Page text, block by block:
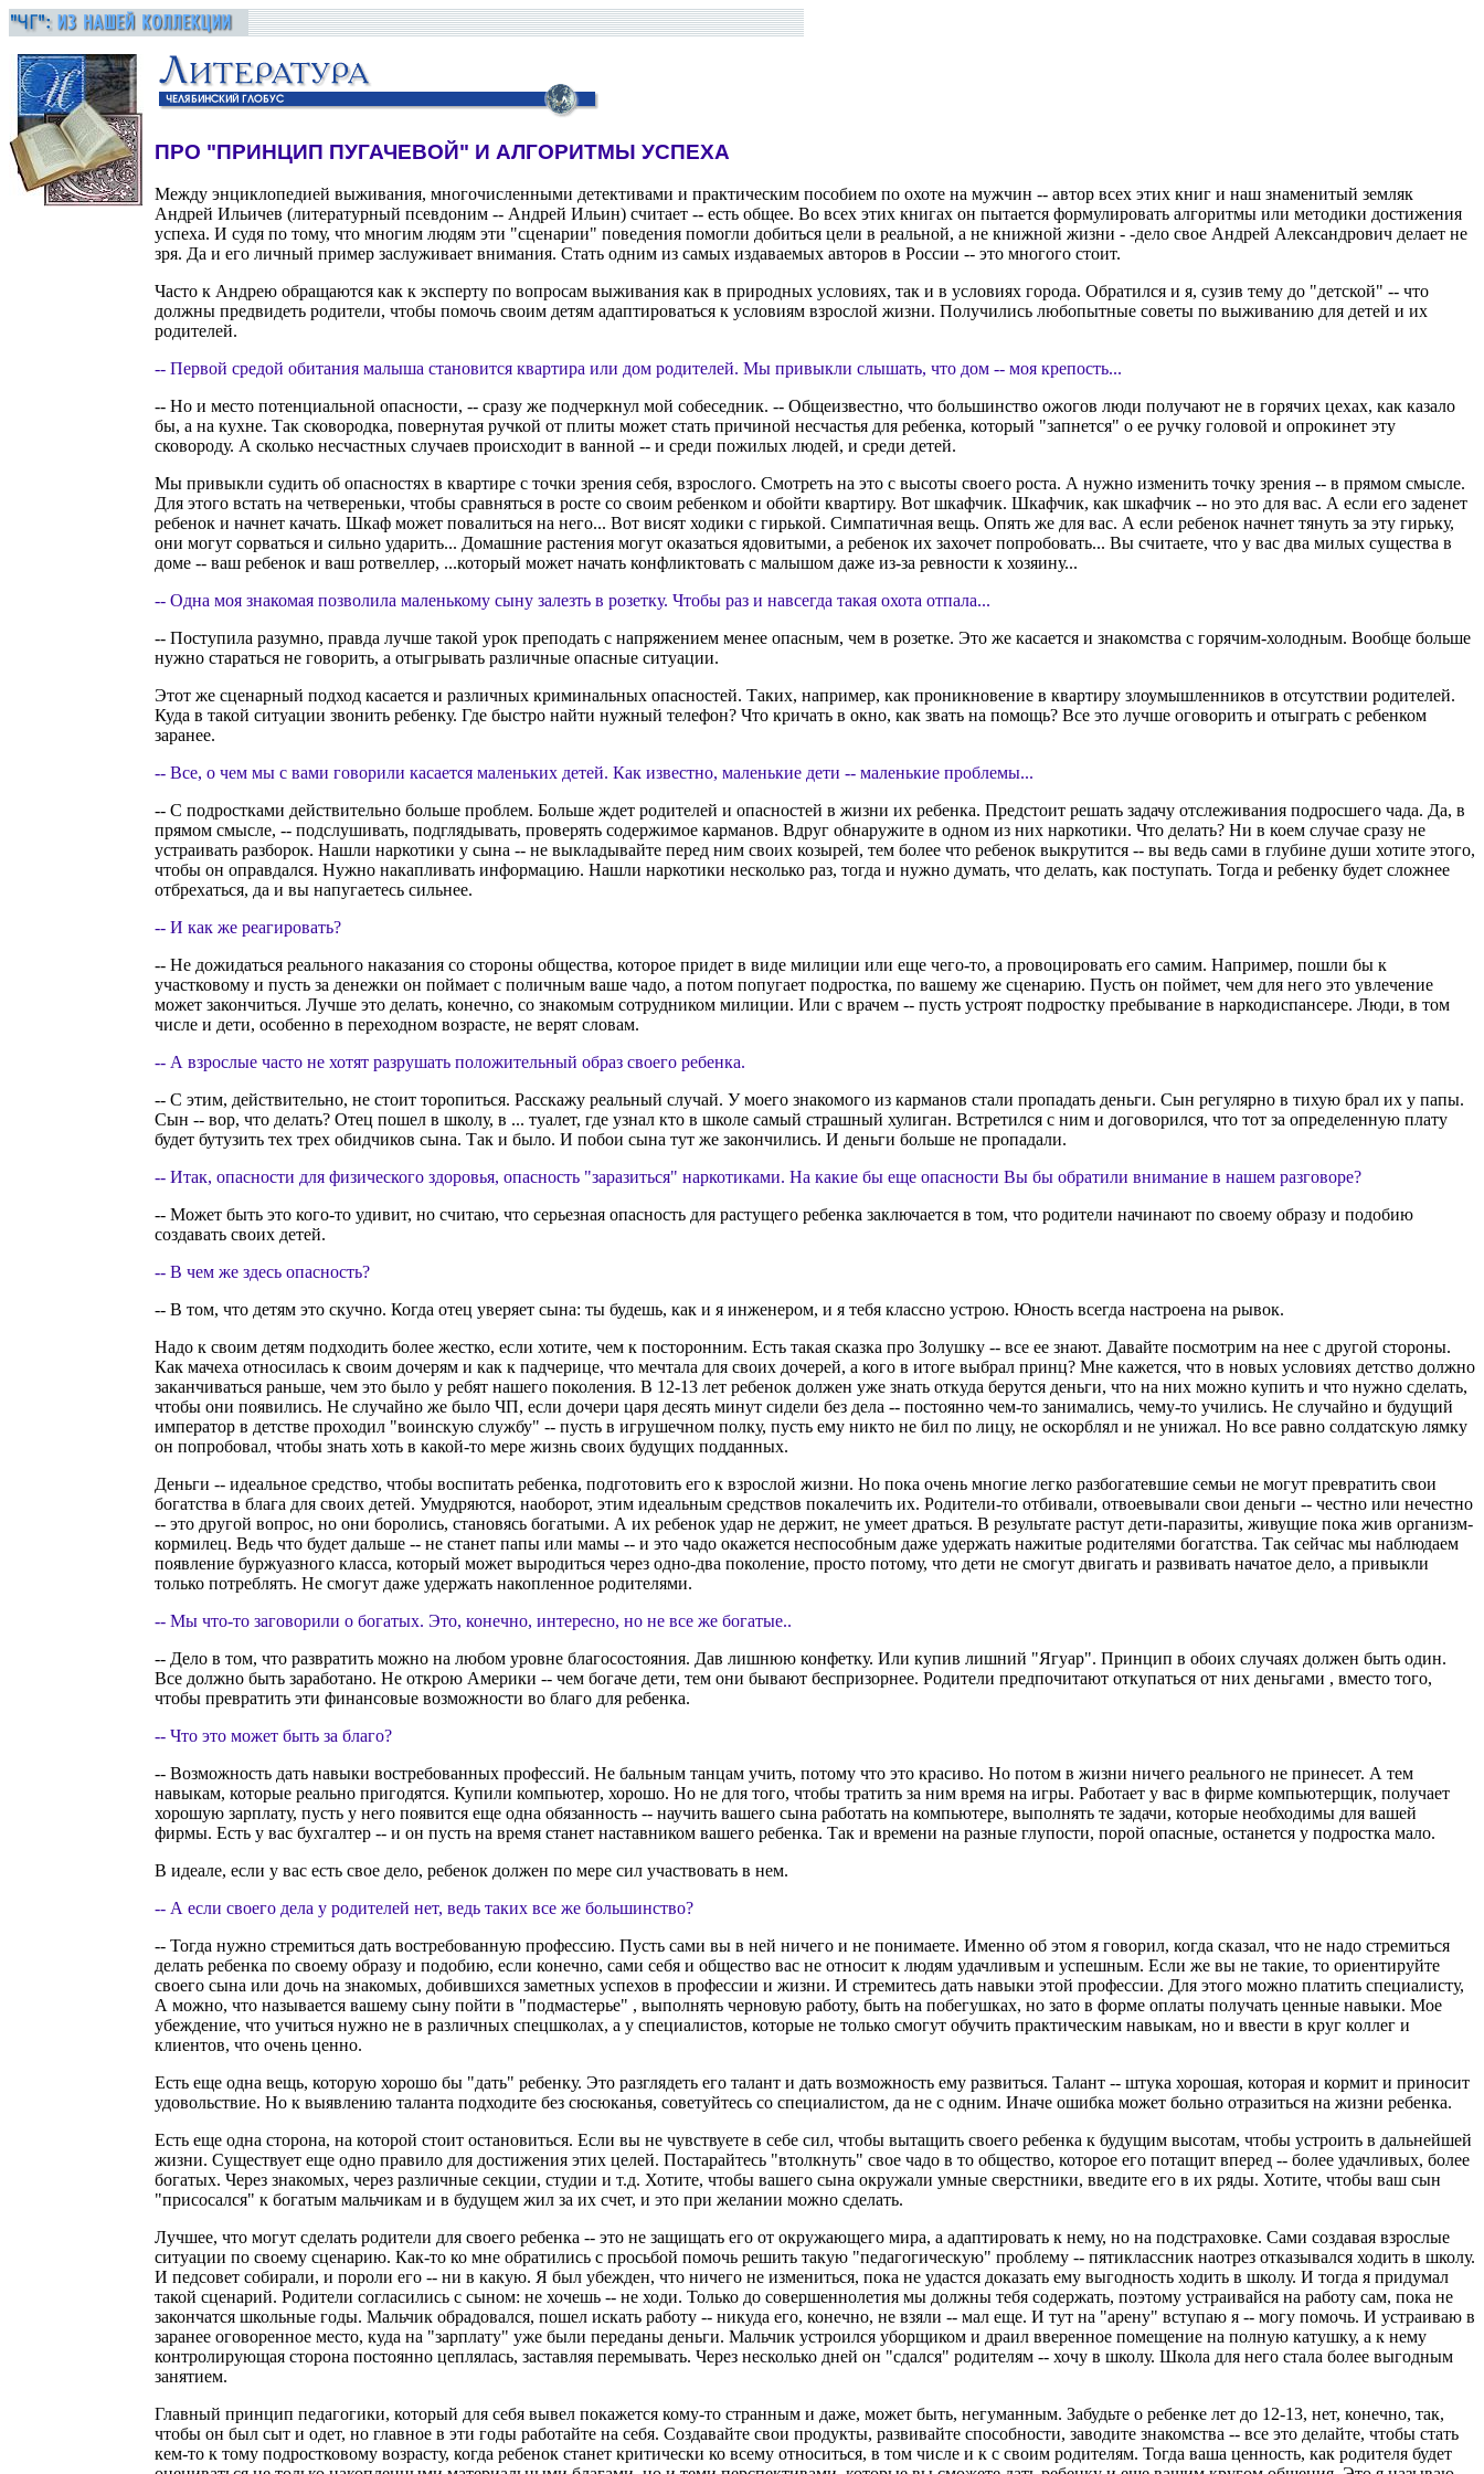
ПРО "ПРИНЦИП ПУГАЧЕВОЙ" И АЛГОРИТМЫ УСПЕХА
Между энциклопедией выживания, многочисленными детективами и практическим пособием по охоте на мужчин -- автор всех этих книг и наш знаменитый земляк
Андрей Ильичев (литературный псевдоним -- Андрей Ильин) считает -- есть общее. Во всех этих книгах он пытается формулировать алгоритмы или методики достижения
успеха. И судя по тому, что многим людям эти "сценарии" поведения помогли добиться цели в реальной, а не книжной жизни - -дело свое Андрей Александрович делает не
зря. Да и его личный пример заслуживает внимания. Стать одним из самых издаваемых авторов в России -- это многого стоит.
Часто к Андрею обращаются как к эксперту по вопросам выживания как в природных условиях, так и в условиях города. Обратился и я, сузив тему до "детской" -- что
должны предвидеть родители, чтобы помочь своим детям адаптироваться к условиям взрослой жизни. Получились любопытные советы по выживанию для детей и их
родителей.
-- Первой средой обитания малыша становится квартира или дом родителей. Мы привыкли слышать, что дом -- моя крепость...
-- Но и место потенциальной опасности, -- сразу же подчеркнул мой собеседник. -- Общеизвестно, что большинство ожогов люди получают не в горячих цехах, как казало
бы, а на кухне. Так сковородка, повернутая ручкой от плиты может стать причиной несчастья для ребенка, который "запнется" о ее ручку головой и опрокинет эту
сковороду. А сколько несчастных случаев происходит в ванной -- и среди пожилых людей, и среди детей.
Мы привыкли судить об опасностях в квартире с точки зрения себя, взрослого. Смотреть на это с высоты своего роста. А нужно изменить точку зрения -- в прямом смысле.
Для этого встать на четвереньки, чтобы сравняться в росте со своим ребенком и обойти квартиру. Вот шкафчик. Шкафчик, как шкафчик -- но это для вас. А если его заденет
ребенок и начнет качать. Шкаф может повалиться на него... Вот висят ходики с гирькой. Симпатичная вещь. Опять же для вас. А если ребенок начнет тянуть за эту гирьку,
они могут сорваться и сильно ударить... Домашние растения могут оказаться ядовитыми, а ребенок их захочет попробовать... Вы считаете, что у вас два милых существа в
доме -- ваш ребенок и ваш ротвеллер, ...который может начать конфликтовать с малышом даже из-за ревности к хозяину...
-- Одна моя знакомая позволила маленькому сыну залезть в розетку. Чтобы раз и навсегда такая охота отпала...
-- Поступила разумно, правда лучше такой урок преподать с напряжением менее опасным, чем в розетке. Это же касается и знакомства с горячим-холодным. Вообще больше
нужно стараться не говорить, а отыгрывать различные опасные ситуации.
Этот же сценарный подход касается и различных криминальных опасностей. Таких, например, как проникновение в квартиру злоумышленников в отсутствии родителей.
Куда в такой ситуации звонить ребенку. Где быстро найти нужный телефон? Что кричать в окно, как звать на помощь? Все это лучше оговорить и отыграть с ребенком
заранее.
-- Все, о чем мы с вами говорили касается маленьких детей. Как известно, маленькие дети -- маленькие проблемы...
-- С подростками действительно больше проблем. Больше ждет родителей и опасностей в жизни их ребенка. Предстоит решать задачу отслеживания подросшего чада. Да, в
прямом смысле, -- подслушивать, подглядывать, проверять содержимое карманов. Вдруг обнаружите в одном из них наркотики. Что делать? Ни в коем случае сразу не
устраивать разборок. Нашли наркотики у сына -- не выкладывайте перед ним своих козырей, тем более что ребенок выкрутится -- вы ведь сами в глубине души хотите этого,
чтобы он оправдался. Нужно накапливать информацию. Нашли наркотики несколько раз, тогда и нужно думать, что делать, как поступать. Тогда и ребенку будет сложнее
отбрехаться, да и вы напугаетесь сильнее.
-- И как же реагировать?
-- Не дожидаться реального наказания со стороны общества, которое придет в виде милиции или еще чего-то, а провоцировать его самим. Например, пошли бы к
участковому и пусть за денежки он поймает с поличным ваше чадо, а потом попугает подростка, по вашему же сценарию. Пусть он поймет, чем для него это увлечение
может закончиться. Лучше это делать, конечно, со знакомым сотрудником милиции. Или с врачем -- пусть устроят подростку пребывание в наркодиспансере. Люди, в том
числе и дети, особенно в переходном возрасте, не верят словам.
-- А взрослые часто не хотят разрушать положительный образ своего ребенка.
-- С этим, действительно, не стоит торопиться. Расскажу реальный случай. У моего знакомого из карманов стали пропадать деньги. Сын регулярно в тихую брал их у папы.
Сын -- вор, что делать? Отец пошел в школу, в ... туалет, где узнал кто в школе самый страшный хулиган. Встретился с ним и договорился, что тот за определенную плату
будет бутузить тех трех обидчиков сына. Так и было. И побои сына тут же закончились. И деньги больше не пропадали.
-- Итак, опасности для физического здоровья, опасность "заразиться" наркотиками. На какие бы еще опасности Вы бы обратили внимание в нашем разговоре?
-- Может быть это кого-то удивит, но считаю, что серьезная опасность для растущего ребенка заключается в том, что родители начинают по своему образу и подобию
создавать своих детей.
-- В чем же здесь опасность?
-- В том, что детям это скучно. Когда отец уверяет сына: ты будешь, как и я инженером, и я тебя классно устрою. Юность всегда настроена на рывок.
Надо к своим детям подходить более жестко, если хотите, чем к посторонним. Есть такая сказка про Золушку -- все ее знают. Давайте посмотрим на нее с другой стороны.
Как мачеха относилась к своим дочерям и как к падчерице, что мечтала для своих дочерей, а кого в итоге выбрал принц? Мне кажется, что в новых условиях детство должно
заканчиваться раньше, чем это было у ребят нашего поколения. В 12-13 лет ребенок должен уже знать откуда берутся деньги, что на них можно купить и что нужно сделать,
чтобы они появились. Не случайно же было ЧП, если дочери царя десять минут сидели без дела -- постоянно чем-то занимались, чему-то учились. Не случайно и будущий
император в детстве проходил "воинскую службу" -- пусть в игрушечном полку, пусть ему никто не бил по лицу, не оскорблял и не унижал. Но все равно солдатскую лямку
он попробовал, чтобы знать хоть в какой-то мере жизнь своих будущих подданных.
Деньги -- идеальное средство, чтобы воспитать ребенка, подготовить его к взрослой жизни. Но пока очень многие легко разбогатевшие семьи не могут превратить свои
богатства в блага для своих детей. Умудряются, наоборот, этим идеальным средствов покалечить их. Родители-то отбивали, отвоевывали свои деньги -- честно или нечестно
-- это другой вопрос, но они боролись, становясь богатыми. А их ребенок удар не держит, не умеет драться. В результате растут дети-паразиты, живущие пока жив организм-
кормилец. Ведь что будет дальше -- не станет папы или мамы -- и это чадо окажется неспособным даже удержать нажитые родителями богатства. Так сейчас мы наблюдаем
появление буржуазного класса, который может выродиться через одно-два поколение, просто потому, что дети не смогут двигать и развивать начатое дело, а привыкли
только потреблять. Не смогут даже удержать накопленное родителями.
-- Мы что-то заговорили о богатых. Это, конечно, интересно, но не все же богатые..
-- Дело в том, что развратить можно на любом уровне благосостояния. Дав лишнюю конфетку. Или купив лишний "Ягуар". Принцип в обоих случаях должен быть один.
Все должно быть заработано. Не открою Америки -- чем богаче дети, тем они бывают беспризорнее. Родители предпочитают откупаться от них деньгами , вместо того,
чтобы превратить эти финансовые возможности во благо для ребенка.
-- Что это может быть за благо?
-- Возможность дать навыки востребованных профессий. Не бальным танцам учить, потому что это красиво. Но потом в жизни ничего реального не принесет. А тем
навыкам, которые реально пригодятся. Купили компьютер, хорошо. Но не для того, чтобы тратить за ним время на игры. Работает у вас в фирме компьютерщик, получает
хорошую зарплату, пусть у него появится еще одна обязанность -- научить вашего сына работать на компьютере, выполнять те задачи, которые необходимы для вашей
фирмы. Есть у вас бухгалтер -- и он пусть на время станет наставником вашего ребенка. Так и времени на разные глупости, порой опасные, останется у подростка мало.
В идеале, если у вас есть свое дело, ребенок должен по мере сил участвовать в нем.
-- А если своего дела у родителей нет, ведь таких все же большинство?
-- Тогда нужно стремиться дать востребованную профессию. Пусть сами вы в ней ничего и не понимаете. Именно об этом я говорил, когда сказал, что не надо стремиться
делать ребенка по своему образу и подобию, если конечно, сами себя и общество вас не относит к людям удачливым и успешным. Если же вы не такие, то ориентируйте
своего сына или дочь на знакомых, добившихся заметных успехов в профессии и жизни. И стремитесь дать навыки этой профессии. Для этого можно платить специалисту,
А можно, что называется вашему сыну пойти в "подмастерье" , выполнять черновую работу, быть на побегушках, но зато в форме оплаты получать ценные навыки. Мое
убеждение, что учиться нужно не в различных спецшколах, а у специалистов, которые не только смогут обучить практическим навыкам, но и ввести в круг коллег и
клиентов, что очень ценно.
Есть еще одна вещь, которую хорошо бы "дать" ребенку. Это разглядеть его талант и дать возможность ему развиться. Талант -- штука хорошая, которая и кормит и приносит
удовольствие. Но к выявлению таланта подходите без сюсюканья, советуйтесь со специалистом, да не с одним. Иначе ошибка может больно отразиться на жизни ребенка.
Есть еще одна сторона, на которой стоит остановиться. Если вы не чувствуете в себе сил, чтобы вытащить своего ребенка к будущим высотам, чтобы устроить в дальнейшей
жизни. Существует еще одно правило для достижения этих целей. Постарайтесь "втолкнуть" свое чадо в то общество, которое его потащит вперед -- более удачливых, более
богатых. Через знакомых, через различные секции, студии и т.д. Хотите, чтобы вашего сына окружали умные сверстники, введите его в их ряды. Хотите, чтобы ваш сын
"присосался" к богатым мальчикам и в будущем жил за их счет, и это при желании можно сделать.
Лучшее, что могут сделать родители для своего ребенка -- это не защищать его от окружающего мира, а адаптировать к нему, но на подстраховке. Сами создавая взрослые
ситуации по своему сценарию. Как-то ко мне обратились с просьбой помочь решить такую "педагогическую" проблему -- пятиклассник наотрез отказывался ходить в школу.
И педсовет собирали, и пороли его -- ни в какую. Я был убежден, что ничего не измениться, пока не удастся доказать ему выгодность ходить в школу. И тогда я придумал
такой сценарий. Родители согласились с сыном: не хочешь -- не ходи. Только до совершеннолетия мы должны тебя содержать, поэтому устраивайся на работу сам, пока не
закончатся школьные годы. Мальчик обрадовался, пошел искать работу -- никуда его, конечно, не взяли -- мал еще. И тут на "арену" вступаю я -- могу помочь. И устраиваю в
заранее оговоренное место, куда на "зарплату" уже были переданы деньги. Мальчик устроился уборщиком и драил вверенное помещение на полную катушку, а к нему
контролирующая сторона постоянно цеплялась, заставляя перемывать. Через несколько дней он "сдался" родителям -- хочу в школу. Школа для него стала более выгодным
занятием.
Главный принцип педагогики, который для себя вывел покажется кому-то странным и даже, может быть, негуманным. Забудьте о ребенке лет до 12-13, нет, конечно, так,
чтобы он был сыт и одет, но главное в эти годы работайте на себя. Создавайте свои продукты, развивайте способности, заводите знакомства -- все это делайте, чтобы стать
кем-то к тому подростковому возрасту, когда ребенок станет критически ко всему относиться, в том числе и к с своим родителям. Тогда ваша ценность, как родителя будет